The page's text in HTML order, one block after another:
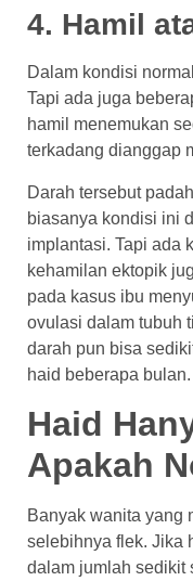
4. Hamil
Dalam kondisi
Tapi ada juga
hamil menemukan
terkadang dianggap
Darah tersebut
biasanya kondisi ini
implantasi. Tapi ada
kehamilan ektopik
pada kasus ibu
ovulasi dalam tubuh
darah pun bisa
haid beberapa bulan.
Haid
Apakah
Banyak wanita yang
selebihnya flek. Jika
dalam jumlah sedikit